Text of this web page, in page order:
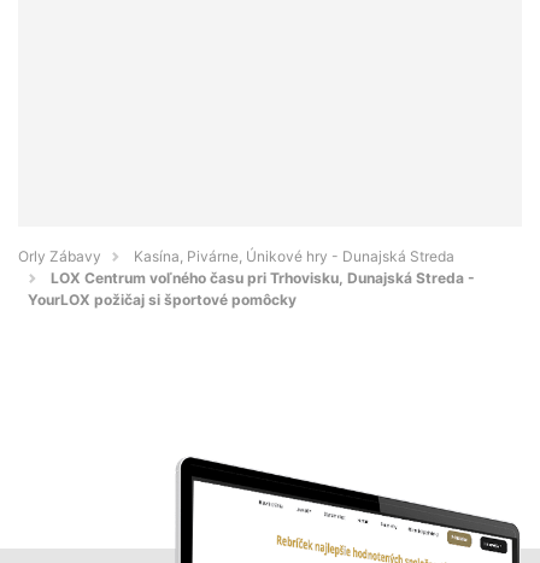
Orly Zábavy
Kasína, Pivárne, Únikové hry - Dunajská Streda
LOX Centrum voľného času pri Trhovisku, Dunajská Streda -
YourLOX požičaj si športové pomôcky